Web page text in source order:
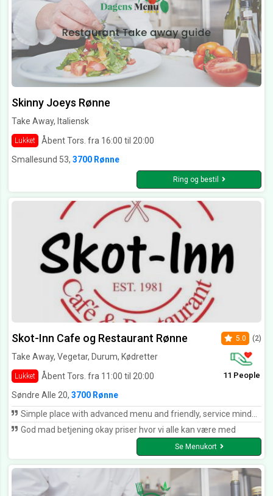
Skinny Joeys Rønne
Take Away, Italiensk
Lukket
Åbent Tors. fra 16:00 til 20:00
Smallesund 53, 3700 Rønne
Ring og bestil
Skot-Inn Cafe og Restaurant Rønne
Take Away, Vegetar, Durum, Kødretter
Lukket Åbent Tors. fra 11:00 til 20:00
5.0 (2)
11 People
Søndre Alle 20, 3700 Rønne
Simple place with advanced menu and friendly, service minded staff! 👍👍👍👍👍
God mad betjening okay priser hvor vi alle kan være med
Se Menukort